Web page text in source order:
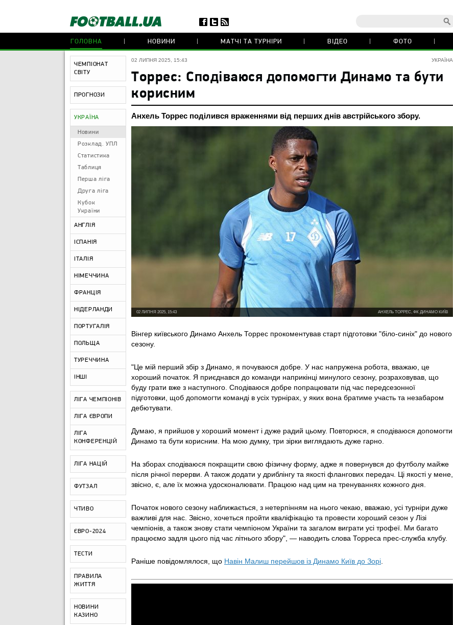
ГОЛОВНА НОВИНИ МАТЧІ ТА ТУРНІРИ ВІДЕО ФОТО
ЧЕМПІОНАТ
СВІТУ
ПРОГНОЗИ
УКРАЇНА
Новини
Розклад. УПЛ
Статистика
Таблиця
Перша ліга
Друга ліга
Кубок
України
АНГЛІЯ
ІСПАНІЯ
ІТАЛІЯ
НІМЕЧЧИНА
ФРАНЦІЯ
НІДЕРЛАНДИ
ПОРТУГАЛІЯ
ПОЛЬЩА
ТУРЕЧЧИНА
ІНШІ
ЛІГА ЧЕМПІОНІВ
ЛІГА ЄВРОПИ
ЛІГА
КОНФЕРЕНЦІЙ
ЛІГА НАЦІЙ
ФУТЗАЛ
ЧТИВО
ЄВРО-2024
ТЕСТИ
ПРАВИЛА
ЖИТТЯ
НОВИНИ
КАЗИНО
УКРАЇНА
02 ЛИПНЯ 2025, 15:43
Торрес: Сподіваюся допомогти Динамо та бути
корисним
Анхель Торрес поділився враженнями від перших днів австрійського збору.
АНХЕЛЬ ТОРРЕС, ФК ДИНАМО КИЇВ
02 ЛИПНЯ 2025, 15:43
Вінгер київського Динамо Анхель Торрес прокоментував старт підготовки "біло-синіх" до нового
сезону.
"Це мій перший збір з Динамо, я почуваюся добре. У нас напружена робота, вважаю, це
хороший початок. Я приєднався до команди наприкінці минулого сезону, розраховував, що
буду грати вже з наступного. Сподіваюся добре попрацювати під час передсезонної
підготовки, щоб допомогти команді в усіх турнірах, у яких вона братиме участь та незабаром
дебютувати.
Думаю, я прийшов у хороший момент і дуже радий цьому. Повторюся, я сподіваюся допомогти
Динамо та бути корисним. На мою думку, три зірки виглядають дуже гарно.
На зборах сподіваюся покращити свою фізичну форму, адже я повернувся до футболу майже
після річної перерви. А також додати у дриблінгу та якості флангових передач. Ці якості у мене,
звісно, є, але їх можна удосконалювати. Працюю над цим на тренуваннях кожного дня.
Початок нового сезону наближається, з нетерпінням на нього чекаю, вважаю, усі турніри дуже
важливі для нас. Звісно, хочеться пройти кваліфікацію та провести хороший сезон у Лізі
чемпіонів, а також знову стати чемпіоном України та загалом виграти усі трофеї. Ми багато
працюємо задля цього під час літнього збору", — наводить слова Торреса прес-служба клубу.
Раніше повідомлялося, що Навін Малиш перейшов із Динамо Київ до Зорі